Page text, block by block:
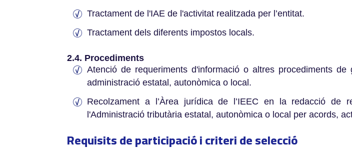
Tractament de l'IAE de l'activitat realitzada per l’entitat.
Tractament dels diferents impostos locals.
2.4. Procediments
Atenció de requeriments d'informació o altres procediments
administració estatal, autonòmica o local.
Recolzament a l’Àrea jurídica de l’IEEC en la redacció de
l'Administració tributària estatal, autonòmica o local per acords,
Requisits de participació i criteri de selecció